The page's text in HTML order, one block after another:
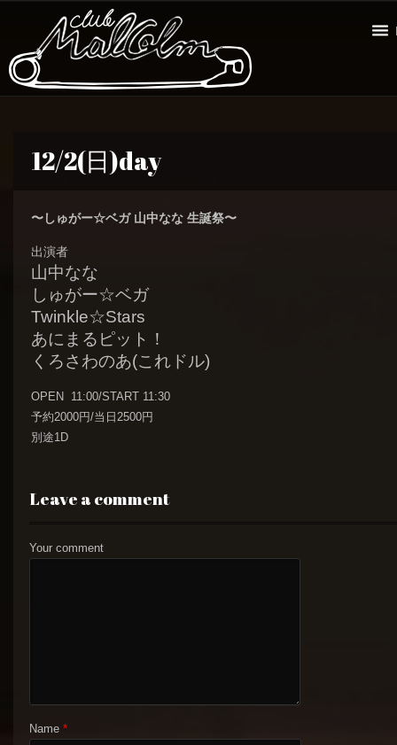
12/2(日)day
〜しゅがー☆ベガ 山中なな 生誕祭〜
出演者
山中なな
しゅがー☆ベガ
Twinkle☆Stars
あにまるピット！
くろさわのあ(これドル)
OPEN 11:00/START 11:30
予約2000円/当日2500円
別途1D
Leave a comment
Your comment
Name *